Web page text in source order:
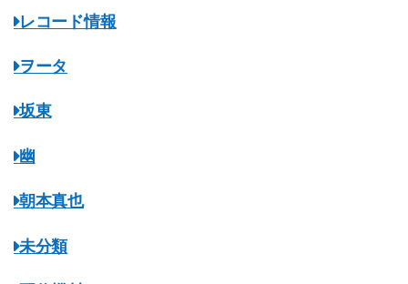
レコード情報
ヲータ
坂東
幽
朝本真也
未分類